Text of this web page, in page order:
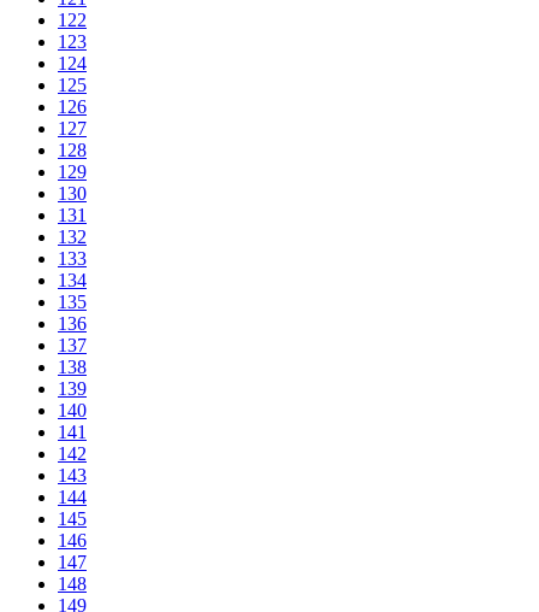
122
123
124
125
126
127
128
129
130
131
132
133
134
135
136
137
138
139
140
141
142
143
144
145
146
147
148
149